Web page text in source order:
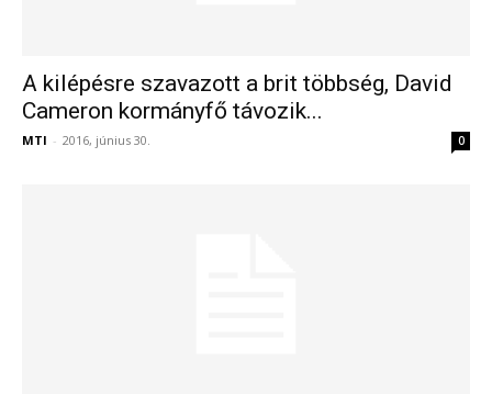
A kilépésre szavazott a brit többség, David
Cameron kormányfő távozik...
MTI - 2016, június 30. 0